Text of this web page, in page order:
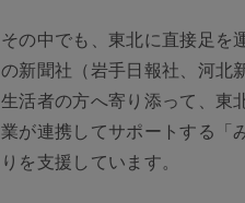
その中でも、東北に直接足を
の新聞社（岩手日報社、河北
生活者の方へ寄り添って、東
業が連携してサポートする「
りを支援しています。